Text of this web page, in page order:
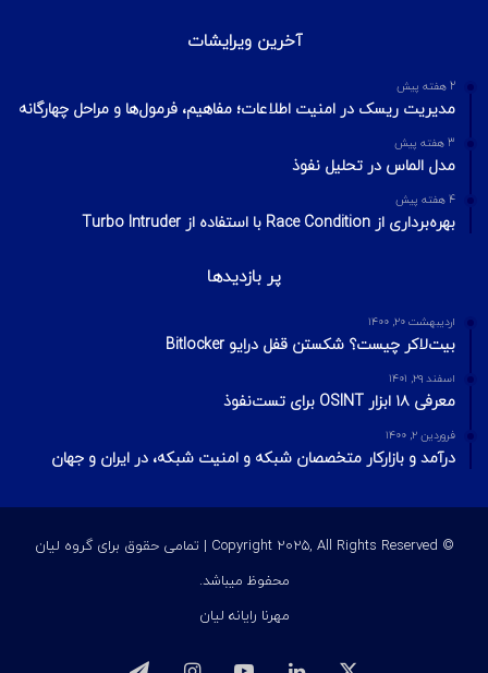
آخرین ویرایشات
2 هفته پیش
مدیریت ریسک در امنیت اطلاعات؛ مفاهیم، فرمول‌ها و مراحل چهارگانه
3 هفته پیش
مدل الماس در تحلیل نفوذ
4 هفته پیش
بهره‌برداری از Race Condition با استفاده از Turbo Intruder
پر بازدیدها
اردیبهشت ۲۰, ۱۴۰۰
بیت‌لاکر چیست؟ شکستن قفل درایو Bitlocker
اسفند ۲۹, ۱۴۰۱
معرفی ۱۸ ابزار OSINT برای تست‌نفوذ
فروردین ۲, ۱۴۰۰
درآمد و بازارکار متخصصان شبکه و امنیت شبکه، در ایران و جهان
© Copyright 2025, All Rights Reserved | تمامی حقوق برای گروه لیان
محفوظ میباشد.
مهرنا رایانه لیان